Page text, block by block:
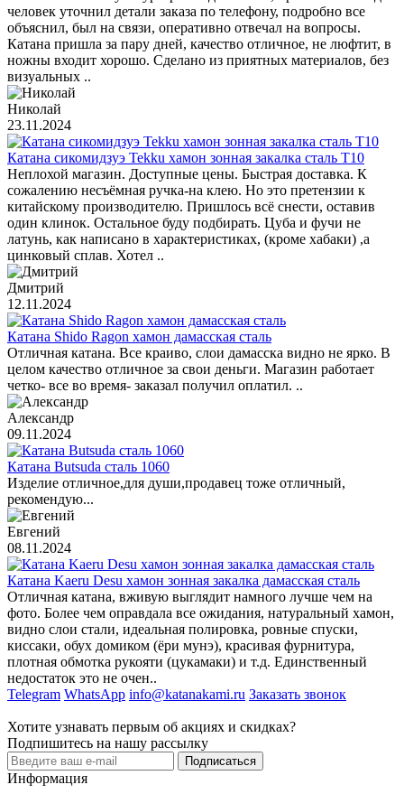
человек уточнил детали заказа по телефону, подробно все
объяснил, был на связи, оперативно отвечал на вопросы.
Катана пришла за пару дней, качество отличное, не люфтит, в
ножны входит хорошо. Сделано из приятных материалов, без
визуальных ..
Николай
23.11.2024
Катана сикомидзуэ Tekku хамон зонная закалка сталь T10
Неплохой магазин. Доступные цены. Быстрая доставка. К
сожалению несъёмная ручка-на клею. Но это претензии к
китайскому производителю. Пришлось всё снести, оставив
один клинок. Остальное буду подбирать. Цуба и фучи не
латунь, как написано в характеристиках, (кроме хабаки) ,а
цинковый сплав. Хотел ..
Дмитрий
12.11.2024
Катана Shido Ragon хамон дамасская сталь
Отличная катана. Все краиво, слои дамасска видно не ярко. В
целом качество отличное за свои деньги. Магазин работает
четко- все во время- заказал получил оплатил. ..
Александр
09.11.2024
Катана Butsuda сталь 1060
Изделие отличное,для души,продавец тоже отличный,
рекомендую...
Евгений
08.11.2024
Катана Kaeru Desu хамон зонная закалка дамасская сталь
Отличная катана, вживую выглядит намного лучше чем на
фото. Более чем оправдала все ожидания, натуральный хамон,
видно слои стали, идеальная полировка, ровные спуски,
киссаки, обух домиком (ёри мунэ), красивая фурнитура,
плотная обмотка рукояти (цукамаки) и т.д. Единственный
недостаток это не очен..
Telegram WhatsApp info@katanakami.ru Заказать звонок
Хотите узнавать первым об акциях и скидках?
Подпишитесь на нашу рассылку
Подписаться
Информация